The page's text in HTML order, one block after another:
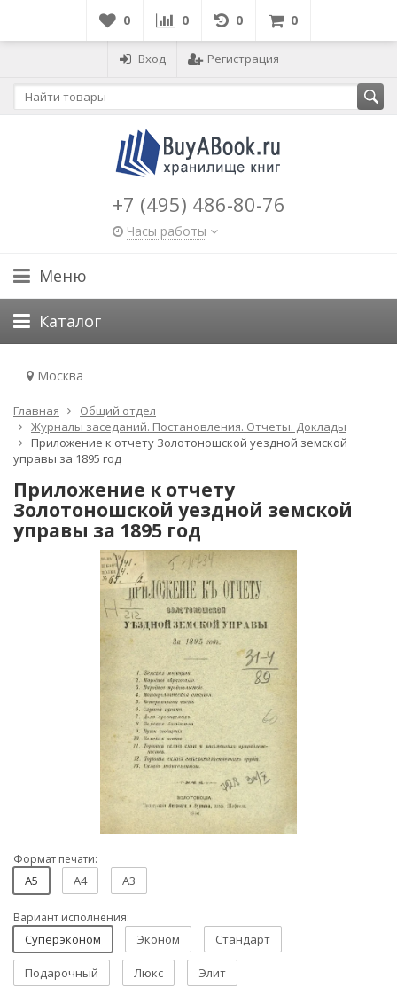
0 0 0 0
Вход Регистрация
+7 (495) 486-80-76
Часы работы
Меню
Каталог
Москва
Главная
Общий отдел
Журналы заседаний. Постановления. Отчеты. Доклады
Приложение к отчету Золотоношской уездной земской
управы за 1895 год
Приложение к отчету
Золотоношской уездной земской
управы за 1895 год
Формат печати:
A5 A4 A3
Вариант исполнения:
Суперэконом Эконом Стандарт
Подарочный Люкс Элит